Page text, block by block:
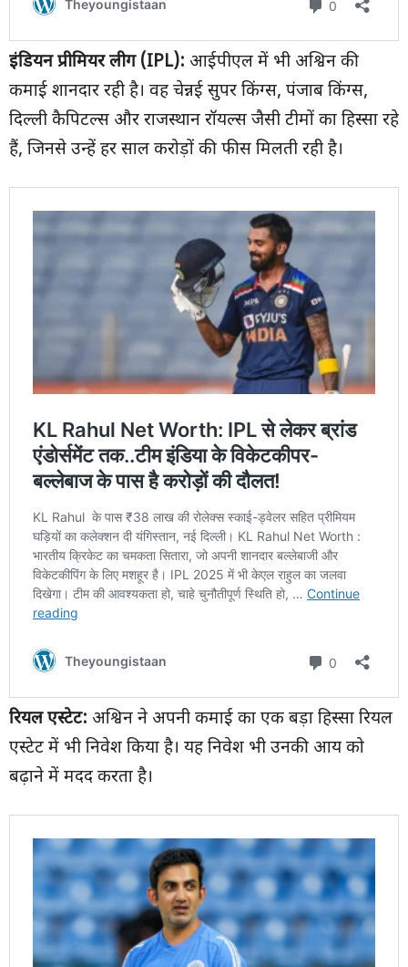
इंडियन प्रीमियर लीग (IPL): आईपीएल में भी अश्विन की
कमाई शानदार रही है। वह चेन्नई सुपर किंग्स, पंजाब किंग्स,
दिल्ली कैपिटल्स और राजस्थान रॉयल्स जैसी टीमों का हिस्सा रहे
हैं, जिनसे उन्हें हर साल करोड़ों की फीस मिलती रही है।
रियल एस्टेट: अश्विन ने अपनी कमाई का एक बड़ा हिस्सा रियल
एस्टेट में भी निवेश किया है। यह निवेश भी उनकी आय को
बढ़ाने में मदद करता है।